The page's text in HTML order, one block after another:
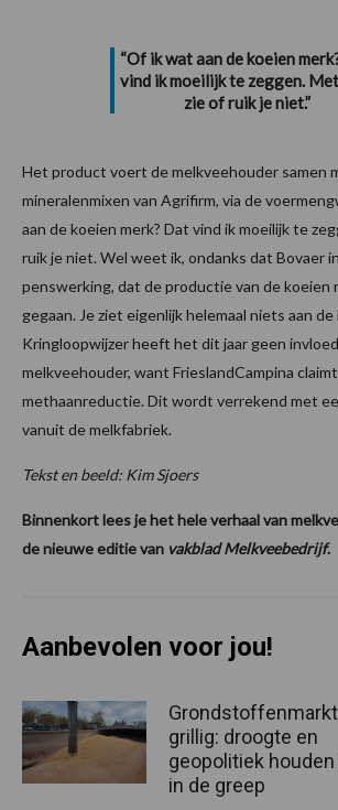
“Of ik wat aan de koeien
vind ik moeilijk te zeggen.
zie of ruik je niet.”
Het product voert de melkveehouder samen
mineralenmixen van Agrifirm, via de
aan de koeien merk? Dat vind ik moeilijk te
ruik je niet. Wel weet ik, ondanks dat Bovaer
penswerking, dat de productie van de koeien
gegaan. Je ziet eigenlijk helemaal niets aan de
Kringloopwijzer heeft het dit jaar geen
melkveehouder, want FrieslandCampina
methaanreductie. Dit wordt verrekend met
vanuit de melkfabriek.
Tekst en beeld: Kim Sjoers
Binnenkort lees je het hele verhaal van
de nieuwe editie van vakblad Melkveebedrijf.
Aanbevolen voor jou!
grillig: droogte en
geopolitiek houden
in de greep